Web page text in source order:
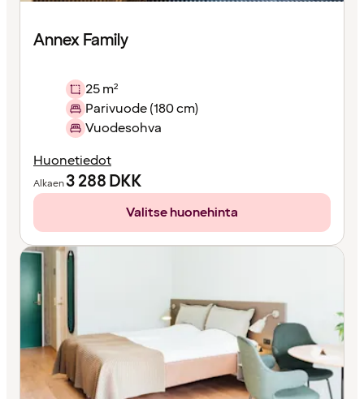
Annex Family
25 m²
Parivuode (180 cm)
Vuodesohva
Huonetiedot
Alkaen3 288DKK
Valitse huonehinta